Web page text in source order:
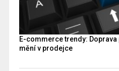
E-commerce trendy:
mění v prodejce